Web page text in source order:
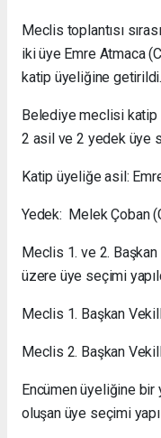
Meclis toplantısı
iki üye Emre Atmaca
katip üyeliğine getirildi.
Belediye meclisi katip
2 asil ve 2 yedek üye
Katip üyeliğe asil:
Yedek: Melek Çoban
Meclis 1. ve 2.
üzere üye seçimi
Meclis 1. Başkan
Meclis 2. Başkan
Encümen üyeliğine bir
oluşan üye seçimi